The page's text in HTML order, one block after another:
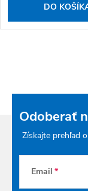
DO
Odoberať
Získajte prehľad
Email